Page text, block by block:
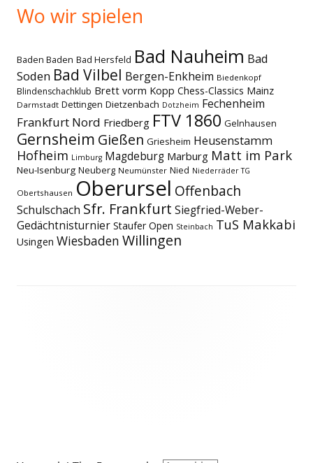
Wo wir spielen
Baden Baden Bad Hersfeld Bad Nauheim Bad
Soden Bad Vilbel Bergen-Enkheim Biedenkopf
Blindenschachklub Brett vorm Kopp Chess-Classics Mainz
Darmstadt Dettingen Dietzenbach Dotzheim Fechenheim
Frankfurt Nord Friedberg FTV 1860 Gelnhausen
Gernsheim Gießen Griesheim Heusenstamm
Hofheim Limburg Magdeburg Marburg Matt im Park
Neu-Isenburg Neuberg Neumünster Nied Niederräder TG
Obertshausen Oberursel Offenbach
Schulschach Sfr. Frankfurt Siegfried-Weber-
Gedächtnisturnier Staufer Open Steinbach TuS Makkabi
Usingen Wiesbaden Willingen